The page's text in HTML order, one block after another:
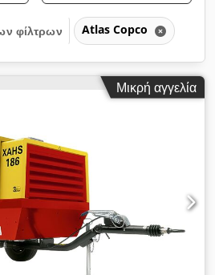
φίλτρων Atlas Copco
Μικρή αγγελία